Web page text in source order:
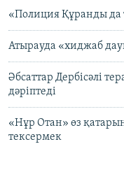
«Полиция Құранды да
Атырауда «хиджаб
Әбсаттар Дербісәлі
дәріптеді
«Нұр Отан» өз
тексермек